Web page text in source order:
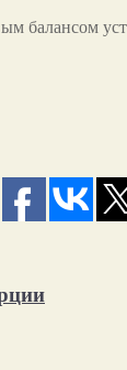
балансом